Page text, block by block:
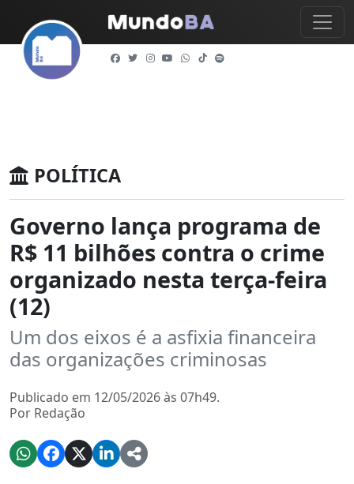
POLÍTICA
Governo lança programa de
R$ 11 bilhões contra o crime
organizado nesta terça-feira
(12)
Um dos eixos é a asfixia financeira
das organizações criminosas
Publicado em 12/05/2026 às 07h49.
Por Redação